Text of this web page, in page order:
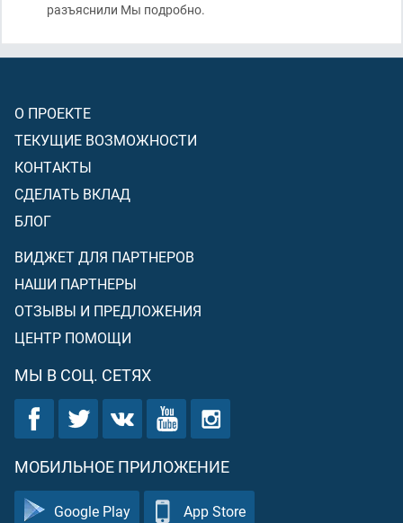
разъяснили Мы подробно.
О ПРОЕКТЕ
ТЕКУЩИЕ ВОЗМОЖНОСТИ
КОНТАКТЫ
СДЕЛАТЬ ВКЛАД
БЛОГ
ВИДЖЕТ ДЛЯ ПАРТНЕРОВ
НАШИ ПАРТНЕРЫ
ОТЗЫВЫ И ПРЕДЛОЖЕНИЯ
ЦЕНТР ПОМОЩИ
МЫ В СОЦ. СЕТЯХ
МОБИЛЬНОЕ ПРИЛОЖЕНИЕ
Google Play App Store